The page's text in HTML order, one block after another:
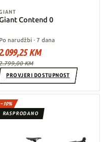
Contend 0
Po narudžbi · 7 dana
KM
KM
PROVJERI DOSTUPNOST
−10%
RASPRODANO